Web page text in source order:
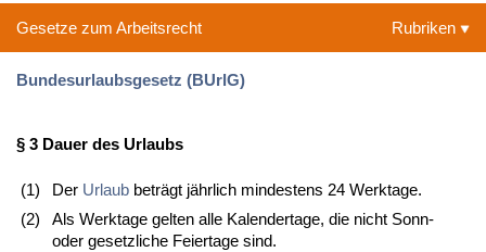
Gesetze zum Arbeitsrecht Rubriken
Bundesurlaubsgesetz (BUrlG)
§ 3 Dauer des Urlaubs
(1) Der Urlaub beträgt jährlich mindestens 24 Werktage.
(2)
Als Werktage gelten alle Kalendertage, die nicht Sonn-
oder gesetzliche Feiertage sind.